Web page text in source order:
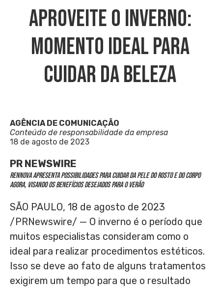
Aproveite O Inverno:
Momento Ideal Para
Cuidar Da Beleza
AGÊNCIA DE COMUNICAÇÃO
Conteúdo de responsabilidade da empresa
18 de agosto de 2023
PR NEWSWIRE
Rennova apresenta possibilidades para cuidar da pele do rosto e do corpo
agora, visando os benefícios desejados para o verão
SÃO PAULO, 18 de agosto de 2023
/PRNewswire/ — O inverno é o período que
muitos especialistas consideram como o
ideal para realizar procedimentos estéticos.
Isso se deve ao fato de alguns tratamentos
exigirem um tempo para que o resultado